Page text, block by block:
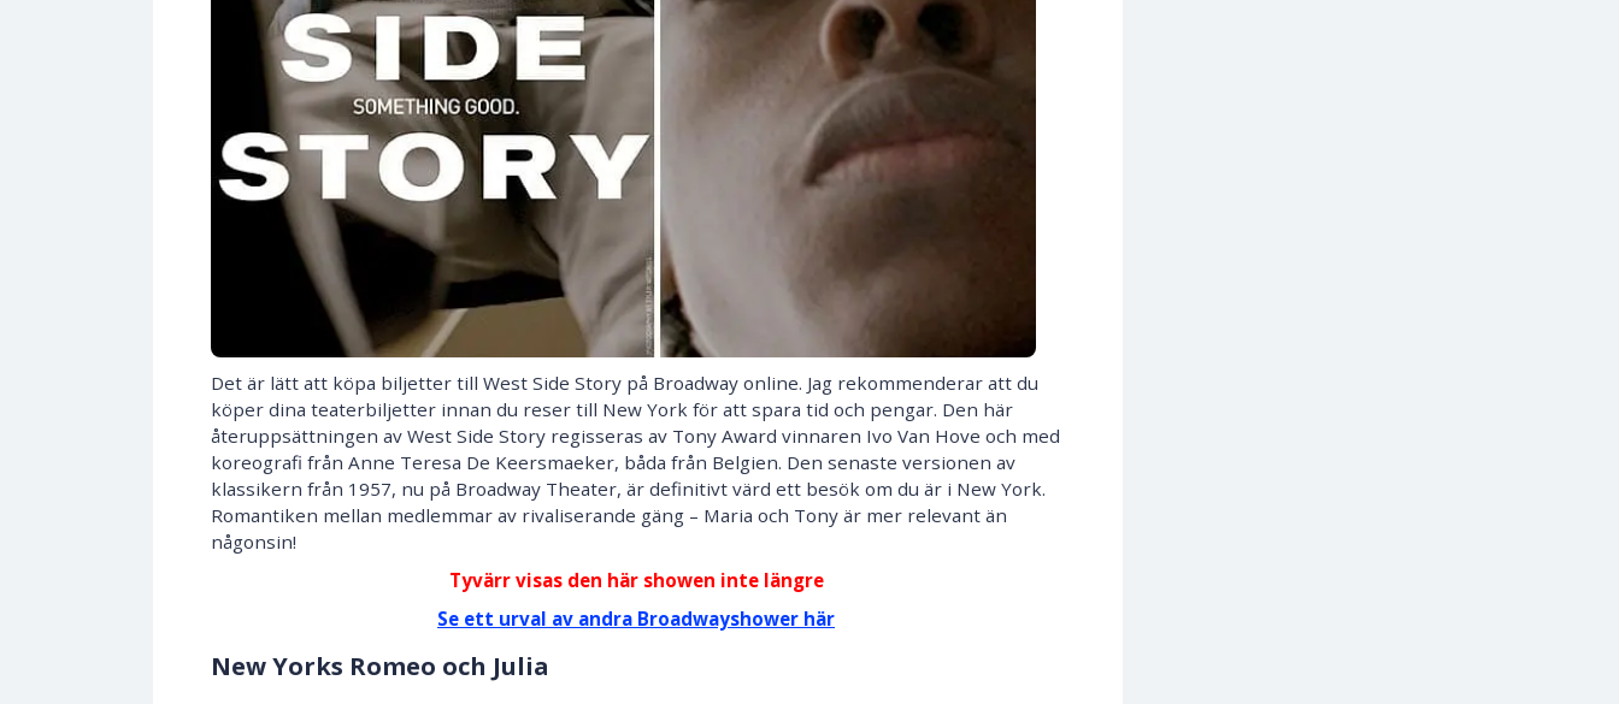
Det är lätt att köpa biljetter till West Side Story på Broadway online. Jag rekommenderar att du
köper dina teaterbiljetter innan du reser till New York för att spara tid och pengar. Den här
återuppsättningen av West Side Story regisseras av Tony Award vinnaren Ivo Van Hove och med
koreografi från Anne Teresa De Keersmaeker, båda från Belgien. Den senaste versionen av
klassikern från 1957, nu på Broadway Theater, är definitivt värd ett besök om du är i New York.
Romantiken mellan medlemmar av rivaliserande gäng – Maria och Tony är mer relevant än
någonsin!
Tyvärr visas den här showen inte längre
Se ett urval av andra Broadwayshower här
New Yorks Romeo och Julia